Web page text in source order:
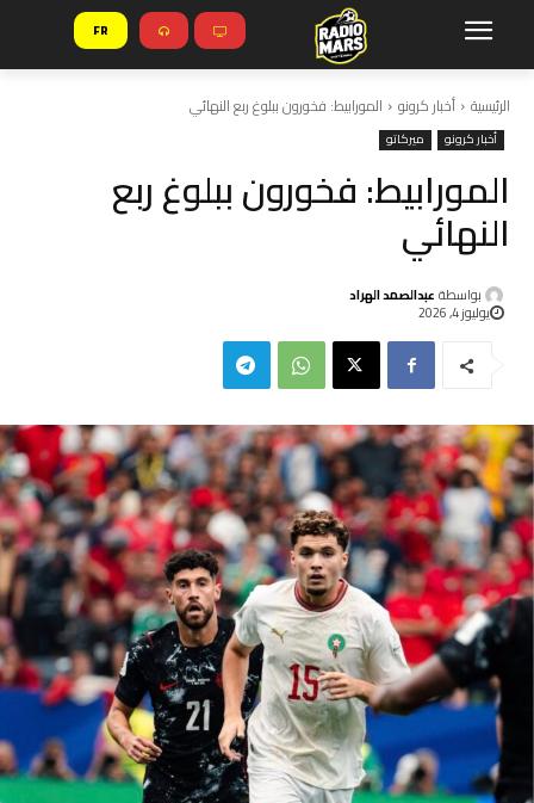
FR
الرئيسية أخبار كرونو المورابيط: فخورون ببلوغ ربع النهائي
أخبار كرونو ميركاتو
المورابيط: فخورون ببلوغ ربع
النهائي
بواسطة عبدالصمد الهراد
يوليوز 4, 2026